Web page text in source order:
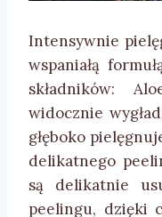
Intensywnie
wspaniałą
składników:
widocznie
głęboko
delikatnego
są delikatnie
peelingu, dzięki